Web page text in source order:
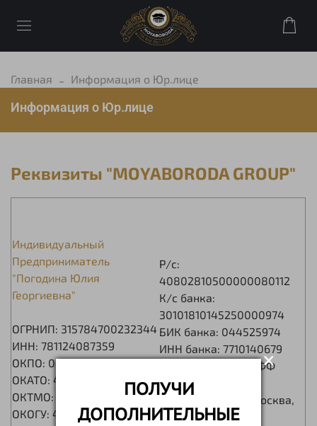
ПОЛУЧИ
ДОПОЛНИТЕЛЬНЫЕ
×
Главная Информация о Юр.лице
Информация о Юр.лице
Реквизиты "MOYABORODA GROUP"
Индивидуальный
Предприниматель
"Погодина Юлия
Георгиевна"
ОГРНИП: 315784700232344
ИНН: 781124087359
ОКПО: 0202972704
ОКАТО: 4027356200
ОКТМО: 40329000000
ОКОГУ: 4210015
Р/с:
40802810500000080112
К/с банка:
30101810145250000974
БИК банка: 044525974
ИНН банка: 7710140679
Банк: АО "ТИНЬКОФФ
БАНК"
Юр.адрес банка: Москва,
123060, 1-й